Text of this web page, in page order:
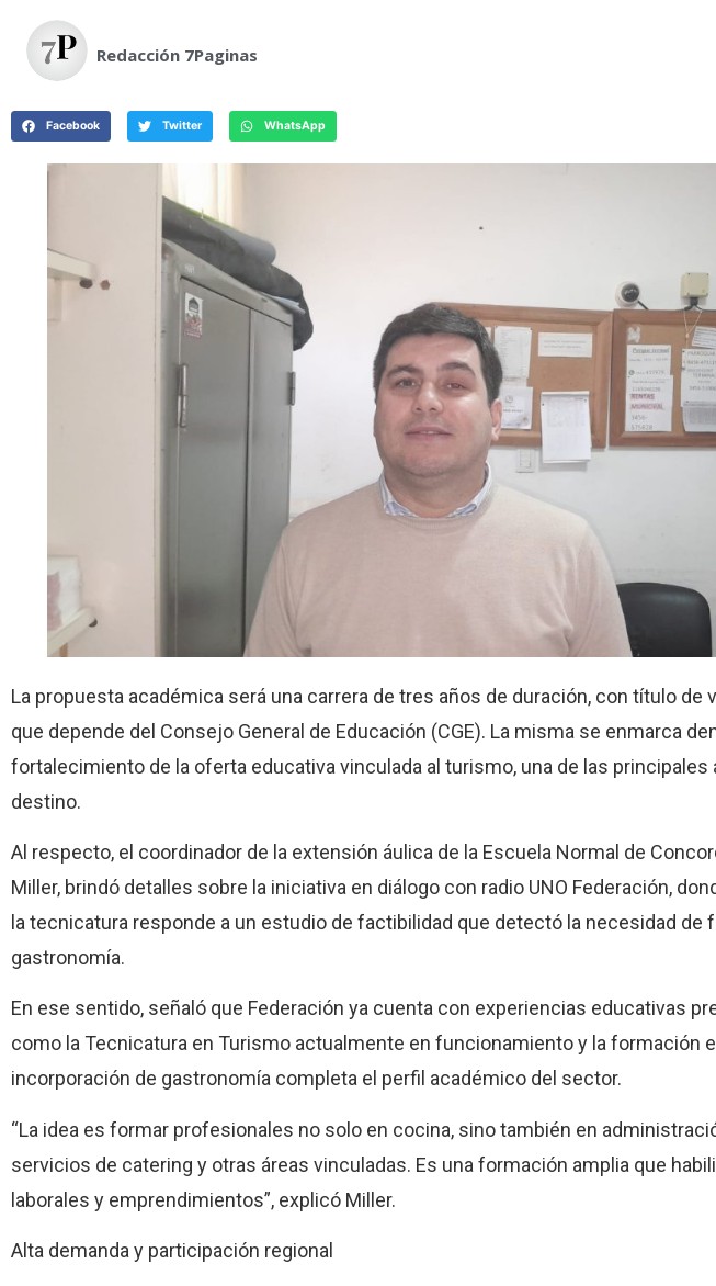
Redacción 7Paginas
Facebook Twitter WhatsApp
La propuesta académica será una carrera de tres años de duración, con título de
que depende del Consejo General de Educación (CGE). La misma se enmarca
fortalecimiento de la oferta educativa vinculada al turismo, una de las
destino.
Al respecto, el coordinador de la extensión áulica de la Escuela Normal de
Miller, brindó detalles sobre la iniciativa en diálogo con radio UNO Federación,
la tecnicatura responde a un estudio de factibilidad que detectó la necesidad de
gastronomía.
En ese sentido, señaló que Federación ya cuenta con experiencias educativas
como la Tecnicatura en Turismo actualmente en funcionamiento y la formación
incorporación de gastronomía completa el perfil académico del sector.
“La idea es formar profesionales no solo en cocina, sino también en
servicios de catering y otras áreas vinculadas. Es una formación amplia que
laborales y emprendimientos”, explicó Miller.
Alta demanda y participación regional